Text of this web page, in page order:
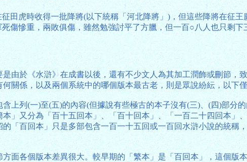
田虎時收得一批降將(以下統稱「河北降將」)，但這些降將在征王
傷慘重，兩敗俱傷，雖然勉強討平了方臘，但一百○八人也只剩
由於《水滸》在成書以後，還有不少文人為其加工潤飾或刪節，
關係，以及兩個系統中的哪個版本最古老，則是眾說紛紜，以下
上列(一)至(五)的內容(但據說有些極古的本子沒有(三)、(四)部分
」又分為「百十五回本」、「百十回本」、「一百二十四回本」
「百回本」只是多部包含一百一十五回或一百回水滸小說的統稱
面各個版本差異很大。較早期的「繁本」是「百回本」，這個版